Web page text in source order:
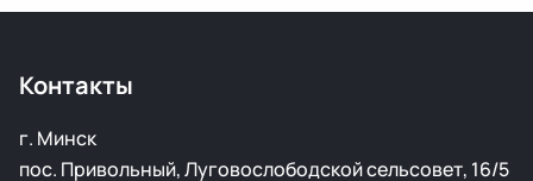
Контакты
г. Минск
пос. Привольный, Луговослободской сельсовет, 16/5